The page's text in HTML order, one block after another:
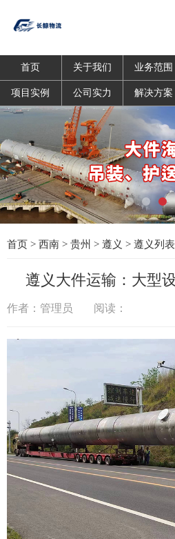
首页 关于我们 业务范围
项目实例 公司实力 解决方案
首页 > 西南 > 贵州 > 遵义 > 遵义列表
遵义大件运输：大型
作者：管理员 阅读：